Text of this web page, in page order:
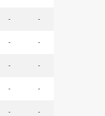
- -
- -
- -
- -
- -